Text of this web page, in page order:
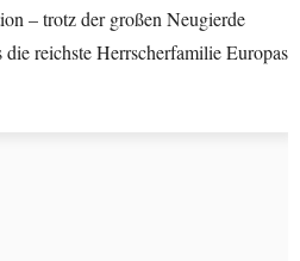
– trotz der großen Neugierde
reichste Herrscherfamilie Europas